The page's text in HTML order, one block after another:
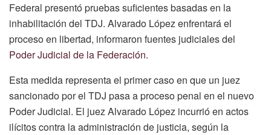
Federal presentó pruebas suficientes basadas en la
inhabilitación del TDJ. Alvarado López enfrentará el
proceso en libertad, informaron fuentes judiciales del
Poder Judicial de la Federación.
Esta medida representa el primer caso en que un juez
sancionado por el TDJ pasa a proceso penal en el nuevo
Poder Judicial. El juez Alvarado López incurrió en actos
ilícitos contra la administración de justicia, según la